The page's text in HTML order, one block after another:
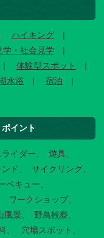
ハイキング
学・社会見学
体験型スポット
水浴
宿泊
イント
ライダー
遊具
ド
サイクリング
ベキュー
ワークショップ
風景
野鳥観察
穴場スポット